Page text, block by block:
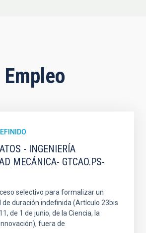
Empleo
- INGENIERÍA
MECÁNICA- GTCAO.PS-
selectivo para formalizar un
duración indefinida (Artículo 23bis
de 1 de junio, de la Ciencia, la
fuera de